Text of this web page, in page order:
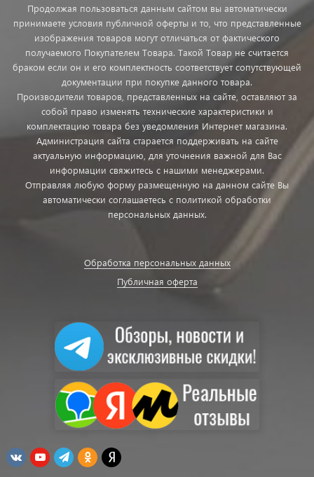
Продолжая пользоваться данным сайтом вы автоматически
принимаете условия публичной оферты и то, что представленные
изображения товаров могут отличаться от фактического
получаемого Покупателем Товара. Такой Товар не считается
браком если он и его комплектность соответствует сопутствующей
документации при покупке данного товара.
Производители товаров, представленных на сайте, оставляют за
собой право изменять технические характеристики и
комплектацию товара без уведомления Интернет магазина.
Администрация сайта старается поддерживать на сайте
актуальную информацию, для уточнения важной для Вас
информации свяжитесь с нашими менеджерами.
Отправляя любую форму размещенную на данном сайте Вы
автоматически соглашаетесь с политикой обработки
персональных данных.
Обработка персональных данных
Публичная оферта